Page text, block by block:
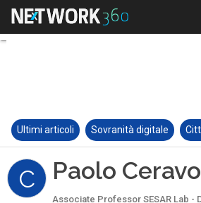
Ultimi articoli Sovranità digitale
C Paolo
Associate Professor SESAR Lab -